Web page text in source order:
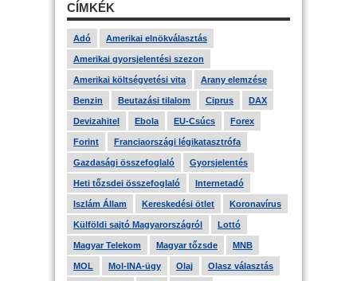
CÍMKÉK
Adó Amerikai elnökválasztás
Amerikai gyorsjelentési szezon
Amerikai költségvetési vita Arany elemzése
Benzin Beutazási tilalom Ciprus DAX
Devizahitel Ebola EU-Csúcs Forex
Forint Franciaországi légikatasztrófa
Gazdasági összefoglaló Gyorsjelentés
Heti tőzsdei összefoglaló Internetadó
Iszlám Állam Kereskedési ötlet Koronavírus
Külföldi sajtó Magyarországról Lottó
Magyar Telekom Magyar tőzsde MNB
MOL Mol-INA-ügy Olaj Olasz választás